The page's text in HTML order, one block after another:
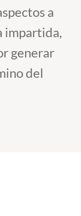
a
impartida,
generar
del